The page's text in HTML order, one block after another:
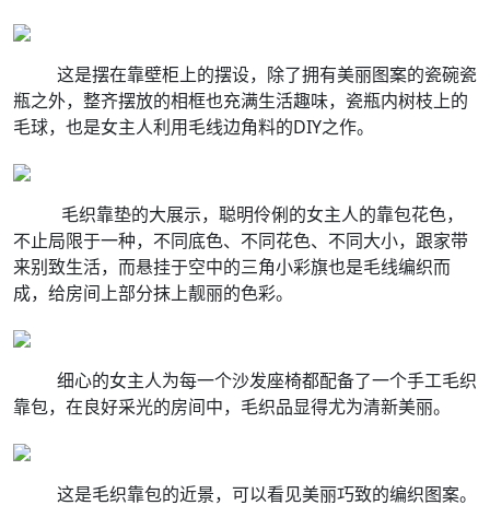
这是摆在靠壁柜上的摆设，除了拥有美丽图案的瓷碗瓷
瓶之外，整齐摆放的相框也充满生活趣味，瓷瓶内树枝上的
毛球，也是女主人利用毛线边角料的DIY之作。
毛织靠垫的大展示，聪明伶俐的女主人的靠包花色，
不止局限于一种，不同底色、不同花色、不同大小，跟家带
来别致生活，而悬挂于空中的三角小彩旗也是毛线编织而
成，给房间上部分抹上靓丽的色彩。
细心的女主人为每一个沙发座椅都配备了一个手工毛织
靠包，在良好采光的房间中，毛织品显得尤为清新美丽。
这是毛织靠包的近景，可以看见美丽巧致的编织图案。